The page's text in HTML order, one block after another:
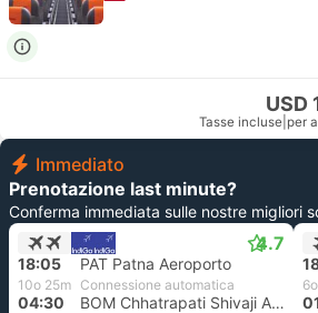
USD
Tasse incluse per
Immediato
Prenotazione last minute?
Conferma immediata sulle nostre migliori
4.7
18:05 PAT Patna Aeroporto
10o 25m Connessione automatica
04:30 BOM Chhatrapati Shivaji Aeroporto